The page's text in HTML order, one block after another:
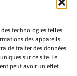
technologies telles
des appareils.
de traiter des données
sur ce site. Le
peut avoir un effet
A PROPOS